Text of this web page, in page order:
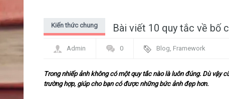
Bài viết 10 quy tắc về bố
Kiến thức chung
Admin 0 Blog, Framework
Trong nhiếp ảnh không có một quy tắc nào là luôn đúng. Dù vậy
trường hợp, giúp cho bạn có được những bức ảnh đẹp hơn.